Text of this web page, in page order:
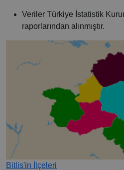
Veriler Türkiye İstatistik
raporlarından alınmıştır.
Bitlis'in İlçeleri